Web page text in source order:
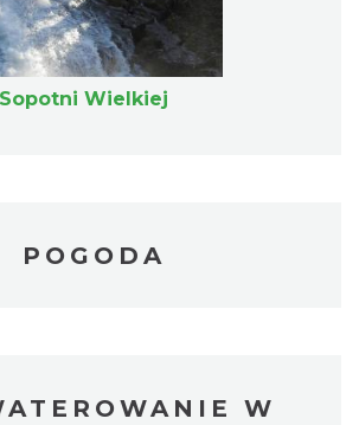
Wielkiej
POGODA
W